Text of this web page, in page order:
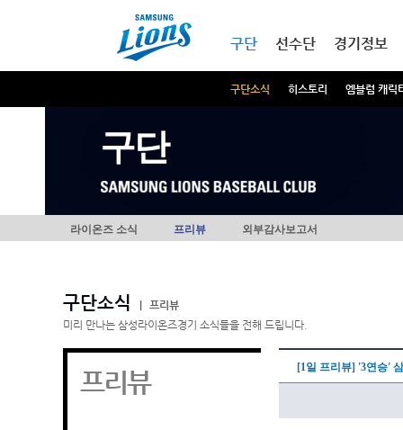
구단
구단소식 히스토리 엠블럼 캐릭
선수단 경기정보
구단
라이온즈 소식 프리뷰 외부감사보고서
구단소식
프리뷰
미리 만나는 삼성라이온즈경기 소식들을 전해 드립니다.
프리뷰 [1일 프리뷰] '3연승'